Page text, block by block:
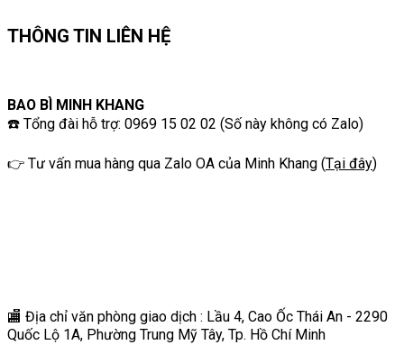
THÔNG TIN LIÊN HỆ
BAO BÌ MINH KHANG
☎️ Tổng đài hỗ trợ: 0969 15 02 02 (Số này không có Zalo)
👉 Tư vấn mua hàng qua Zalo OA của Minh Khang (Tại đây)
🏬 Địa chỉ văn phòng giao dịch : Lầu 4, Cao Ốc Thái An - 2290
Quốc Lộ 1A, Phường Trung Mỹ Tây, Tp. Hồ Chí Minh